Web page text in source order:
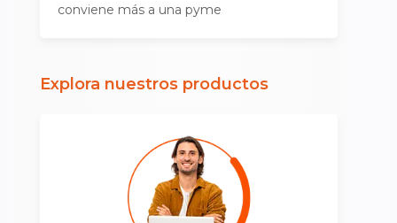
conviene más a una pyme
Explora nuestros productos